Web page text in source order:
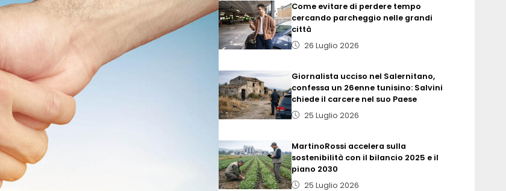
Come evitare di perdere tempo
cercando parcheggio nelle grandi
città
26 Luglio 2026
Giornalista ucciso nel Salernitano,
confessa un 26enne tunisino: Salvini
chiede il carcere nel suo Paese
25 Luglio 2026
MartinoRossi accelera sulla
sostenibilità con il bilancio 2025 e il
piano 2030
25 Luglio 2026